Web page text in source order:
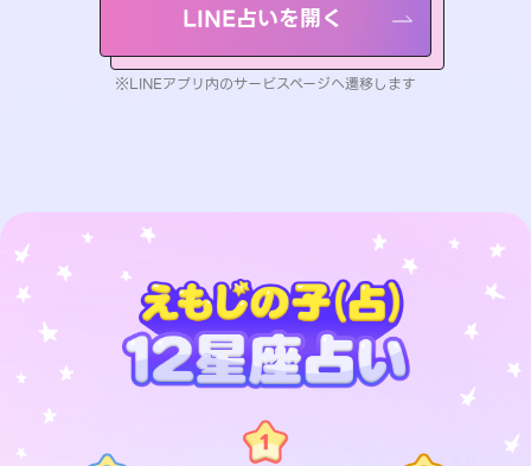
LINE占いを開く
※LINEアプリ内のサービスページへ遷移します